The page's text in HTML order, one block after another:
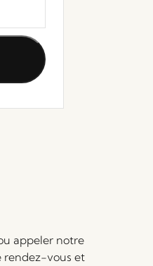
appeler notre
vous et